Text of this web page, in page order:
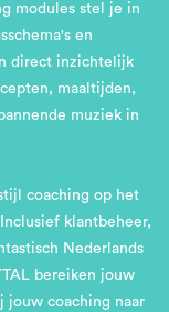
modules stel je in
en
direct inzichtelijk
maaltijden,
muziek in
coaching op het
klantbeheer,
Nederlands
bereiken jouw
jouw coaching naar